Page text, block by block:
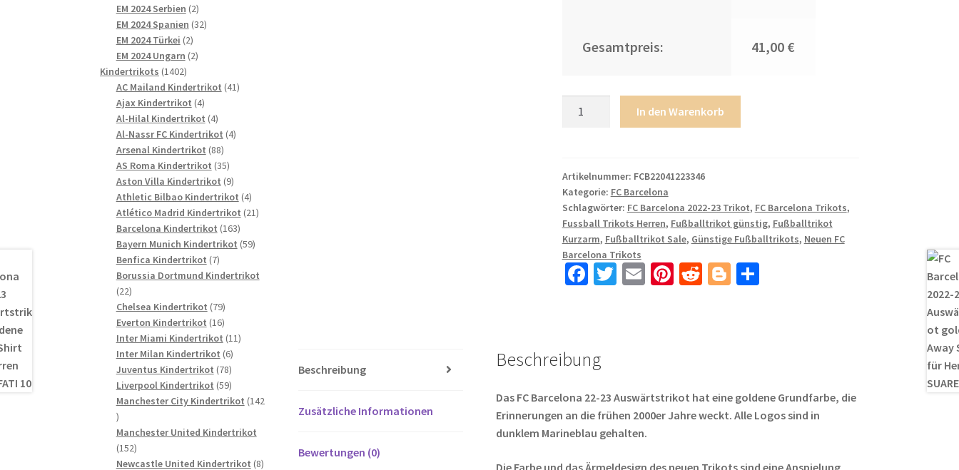
Gesamtpreis: 41,00 €
Auswärtstrikot
goldene
Away
Shirt
für
Herren
LEWANDOWSKI
In den Warenkorb
Artikelnummer: FCB22041223346
Kategorie: FC Barcelona
Schlagwörter: FC Barcelona 2022-23 Trikot, FC Barcelona Trikots,
Fussball Trikots Herren, Fußballtrikot günstig, Fußballtrikot
Kurzarm, Fußballtrikot Sale, Günstige Fußballtrikots, Neuen FC
Barcelona Trikots
Fa
o
k
T E Pi R Bl T
Beschreibung
Zusätzliche Informationen
Bewertungen (0)
Beschreibung
Das FC Barcelona 22-23 Auswärtstrikot hat eine goldene Grundfarbe, die
Erinnerungen an die frühen 2000er Jahre weckt. Alle Logos sind in
dunklem Marineblau gehalten.
Produkte
EM 2024 Serbien 22
Produkte
EM 2024 Spanien 3232
EM 2024 Türkei 22
Produkte
EM 2024 Ungarn 22
Kindertrikots 14021402
Produkte
AC Mailand Kindertrikot 4141
Ajax Kindertrikot 44
Produkte
Al-Hilal Kindertrikot 44
Produkte
Al-Nassr FC Kindertrikot 44
Arsenal Kindertrikot 8888
Produkte
AS Roma Kindertrikot 3535
Produkte
Aston Villa Kindertrikot 99
Produkte
Athletic Bilbao Kindertrikot 44
Produkte
Atlético Madrid Kindertrikot 2121
Barcelona Kindertrikot 163163
Produkte
Bayern Munich Kindertrikot 5959
Benfica Kindertrikot 77
Produkte
Borussia Dortmund Kindertrikot
2222
Produkte
Chelsea Kindertrikot 7979
Produkte
Everton Kindertrikot 1616
Produkte
Inter Miami Kindertrikot 1111
Inter Milan Kindertrikot 66
Produkte
Juventus Kindertrikot 7878
Produkte
Liverpool Kindertrikot 5959
Produkte
Manchester City Kindertrikot 142
142
Produkte
Manchester United Kindertrikot
152152
Produkte
Newcastle United Kindertrikot 88